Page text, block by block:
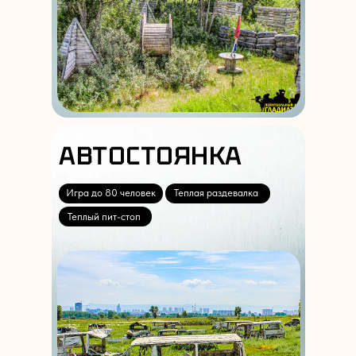
АВТОСТОЯНКА
Теплый пит-стоп
Теплая раздевалка
Игра до 80 человек